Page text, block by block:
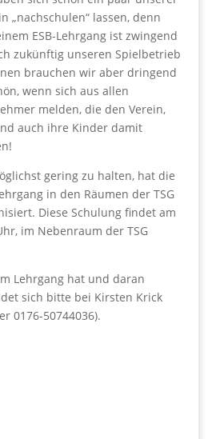
„nachschulen“ lassen, denn
ESB-Lehrgang ist zwingend
zukünftig unseren Spielbetrieb
brauchen wir aber dringend
wenn sich aus allen
melden, die den Verein,
auch ihre Kinder damit
gering zu halten, hat die
in den Räumen der TSG
Diese Schulung findet am
im Nebenraum der TSG
Lehrgang hat und daran
sich bitte bei Kirsten Krick
0176-50744036).